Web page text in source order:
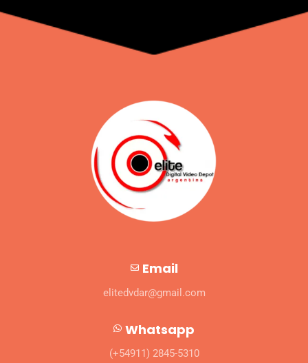
Email
elitedvdar@gmail.com
Whatsapp
(+54911) 2845-5310